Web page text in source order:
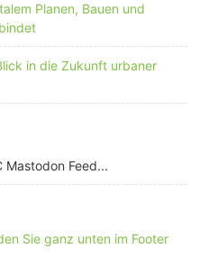
Planen, Bauen und
in die Zukunft urbaner
Mastodon Feed...
Sie ganz unten im Footer